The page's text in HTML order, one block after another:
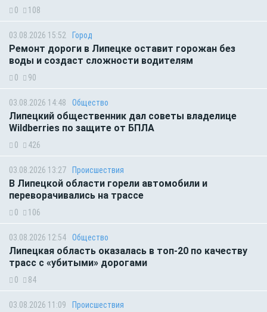
0 108
03.08.2026 15:52 Город
Ремонт дороги в Липецке оставит горожан без
воды и создаст сложности водителям
0 90
03.08.2026 14:48 Общество
Липецкий общественник дал советы владелице
Wildberries по защите от БПЛА
0 426
03.08.2026 13:27 Происшествия
В Липецкой области горели автомобили и
переворачивались на трассе
0 106
03.08.2026 12:54 Общество
Липецкая область оказалась в топ-20 по качеству
трасс с «убитыми» дорогами
0 84
03.08.2026 11:09 Происшествия